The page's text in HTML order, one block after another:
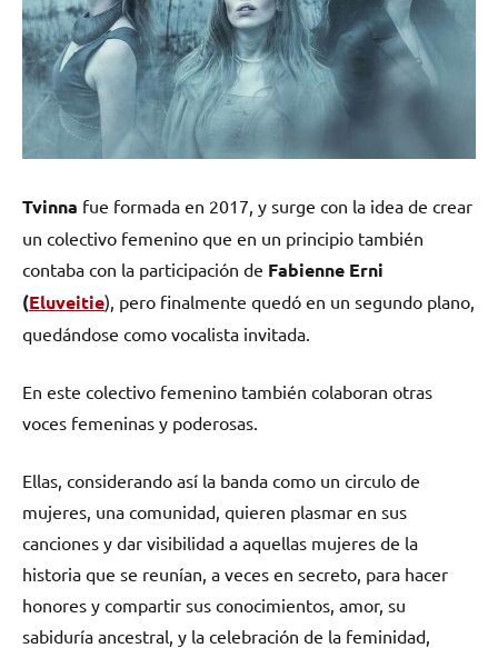
Tvinna fue formada en 2017, y surge con la idea de crear
un colectivo femenino que en un principio también
contaba con la participación de Fabienne Erni
(Eluveitie), pero finalmente quedó en un segundo plano,
quedándose como vocalista invitada.
En este colectivo femenino también colaboran otras
voces femeninas y poderosas.
Ellas, considerando así la banda como un circulo de
mujeres, una comunidad, quieren plasmar en sus
canciones y dar visibilidad a aquellas mujeres de la
historia que se reunían, a veces en secreto, para hacer
honores y compartir sus conocimientos, amor, su
sabiduría ancestral, y la celebración de la feminidad,